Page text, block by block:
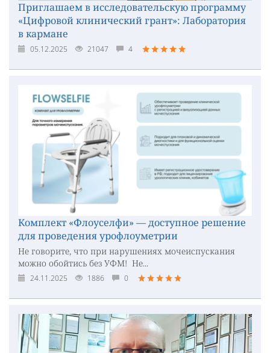
Приглашаем в исследовательскую программу
«Цифровой клинический грант»: Лаборатория
в кармане
05.12.2025 21047 4
Комплект «Флоуселфи» — доступное решение
для проведения урофлоуметрии
Не говорите, что при нарушениях мочеиспускания
можно обойтись без УФМ! Не...
24.11.2025 1886 0